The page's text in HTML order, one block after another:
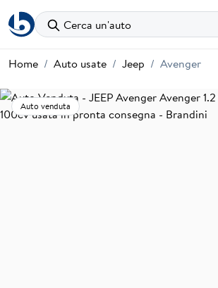
Cerca un'auto
Home Auto usate Jeep Avenger
Auto venduta